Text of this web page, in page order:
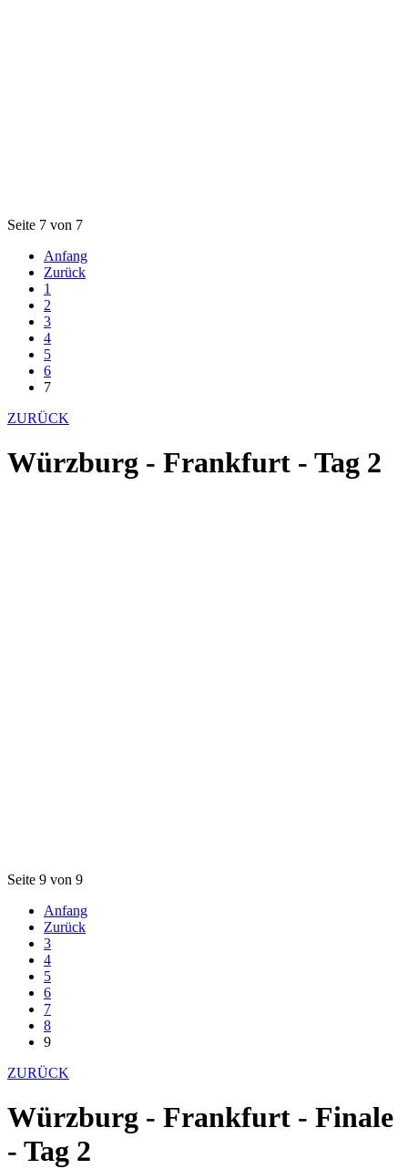
Seite 7 von 7
Anfang
Zurück
1
2
3
4
5
6
7
ZURÜCK
Würzburg - Frankfurt - Tag 2
Seite 9 von 9
Anfang
Zurück
3
4
5
6
7
8
9
ZURÜCK
Würzburg - Frankfurt - Finale
- Tag 2